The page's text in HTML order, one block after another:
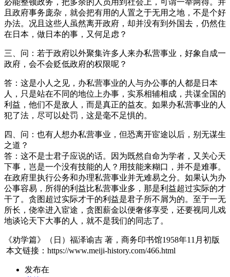
必能整顿政务，把多余的人员用到社会上，可谓一举两得。并
且政府事务庞杂，就会把有用的人置之于无用之地，不是个好
办法。况且这些人虽然离开政府，却并没有到外国去，仍然住
在日本，做日本的事，又何足虑？
三、问：若于政府以外聚集许多人来办私营事业，好象自成一
政府，会不会贬低政府的权限呢？
答：这是小人之见，办私营事业的人与办公事的人都是日本
人，只是站在不同的地位上办事，实系相辅相成，共谋全国的
利益，他们不是敌人，而是真正的益友。如果办私营事业的人
犯了法，尽可以处罚，这是毫不足惧的。
四、问：也有人想办私营事业，但恐离开宦途以后，别无谋生
之道？
答：这不是士君子应说的话。因为既然自命为学者，又关心天
下事，岂是一个没有技能的人？用技能来糊口，并不是难事。
在政府里执行公务和办理私营事业并无难易之分。如果认为办
公事容易，所得的利益比私营事业多，那是利益超过实际的才
干了。贪图超过实际才干的利益是君子所不屑为的。至于一无
所长，侥幸进入宦途，贪图薪金以便奢侈享受，还要视同儿戏
地谈论天下大事的人，就不是我们的同志了。
《劝学篇》（日）福泽谕吉 著，商务印书馆1958年11月初版
本文链接：https://www.meiji-history.com/466.html
发布在